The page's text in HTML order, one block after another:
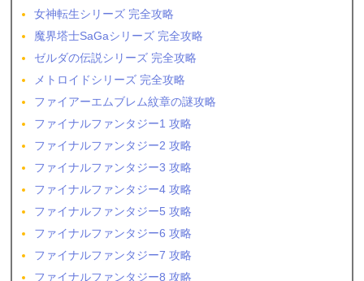
女神転生シリーズ 完全攻略
魔界塔士SaGaシリーズ 完全攻略
ゼルダの伝説シリーズ 完全攻略
メトロイドシリーズ 完全攻略
ファイアーエムブレム紋章の謎攻略
ファイナルファンタジー1 攻略
ファイナルファンタジー2 攻略
ファイナルファンタジー3 攻略
ファイナルファンタジー4 攻略
ファイナルファンタジー5 攻略
ファイナルファンタジー6 攻略
ファイナルファンタジー7 攻略
ファイナルファンタジー8 攻略